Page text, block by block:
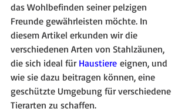
das Wohlbefinden seiner pelzigen
Freunde gewährleisten möchte. In
diesem Artikel erkunden wir die
verschiedenen Arten von Stahlzäunen,
die sich ideal für Haustiere eignen, und
wie sie dazu beitragen können, eine
geschützte Umgebung für verschiedene
Tierarten zu schaffen.